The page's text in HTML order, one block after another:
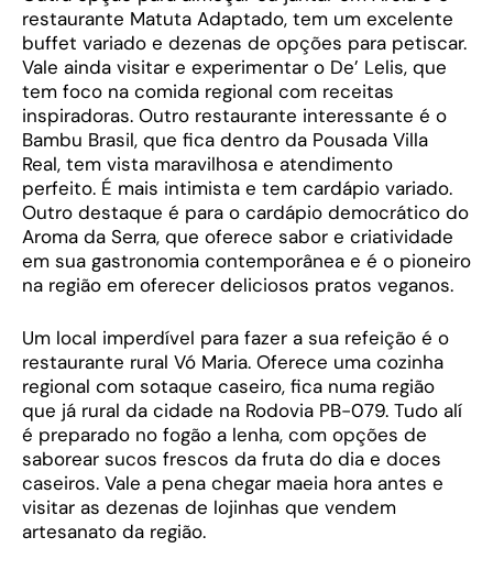
restaurante Matuta Adaptado, tem um excelente
buffet variado e dezenas de opções para petiscar.
Vale ainda visitar e experimentar o De’ Lelis, que
tem foco na comida regional com receitas
inspiradoras. Outro restaurante interessante é o
Bambu Brasil, que fica dentro da Pousada Villa
Real, tem vista maravilhosa e atendimento
perfeito. É mais intimista e tem cardápio variado.
Outro destaque é para o cardápio democrático do
Aroma da Serra, que oferece sabor e criatividade
em sua gastronomia contemporânea e é o pioneiro
na região em oferecer deliciosos pratos veganos.
Um local imperdível para fazer a sua refeição é o
restaurante rural Vó Maria. Oferece uma cozinha
regional com sotaque caseiro, fica numa região
que já rural da cidade na Rodovia PB-079. Tudo alí
é preparado no fogão a lenha, com opções de
saborear sucos frescos da fruta do dia e doces
caseiros. Vale a pena chegar maeia hora antes e
visitar as dezenas de lojinhas que vendem
artesanato da região.